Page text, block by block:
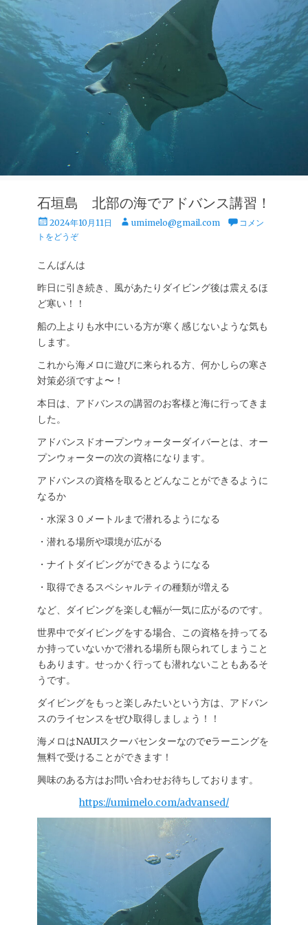
石垣島 北部の海でアドバンス講習！
投
稿
2024年10月11日
投 umimelo@gmail.com
コメン
トをどうぞ
こんばんは
昨日に引き続き、風があたりダイビング後は震えるほ
ど寒い！！
船の上よりも水中にいる方が寒く感じないような気も
します。
これから海メロに遊びに来られる方、何かしらの寒さ
対策必須ですよ〜！
本日は、アドバンスの講習のお客様と海に行ってきま
した。
アドバンスドオープンウォーターダイバーとは、オー
プンウォーターの次の資格になります。
アドバンスの資格を取るとどんなことができるように
なるか
・水深３０メートルまで潜れるようになる
・潜れる場所や環境が広がる
・ナイトダイビングができるようになる
・取得できるスペシャルティの種類が増える
など、ダイビングを楽しむ幅が一気に広がるのです。
世界中でダイビングをする場合、この資格を持ってる
か持っていないかで潜れる場所も限られてしまうこと
もあります。せっかく行っても潜れないこともあるそ
うです。
ダイビングをもっと楽しみたいという方は、アドバン
スのライセンスをぜひ取得しましょう！！
海メロはNAUIスクーバセンターなのでeラーニングを
無料で受けることができます！
興味のある方はお問い合わせお待ちしております。
https://umimelo.com/advansed/